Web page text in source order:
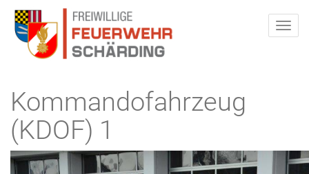
Kommandofahrzeug
(KDOF) 1